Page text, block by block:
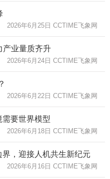
2026年6月25日 CCTIME飞象网
产业量质齐升
2026年6月24日 CCTIME飞象网
2026年6月22日 CCTIME飞象网
需要世界模型
2026年6月18日 CCTIME飞象网
，迎接人机共生新纪元
2026年6月16日 CCTIME飞象网